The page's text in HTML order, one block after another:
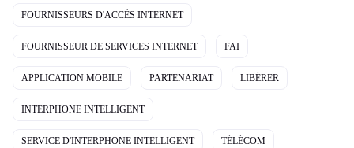
FOURNISSEURS D'ACCÈS INTERNET
FOURNISSEUR DE SERVICES INTERNET FAI
APPLICATION MOBILE PARTENARIAT LIBÉRER
INTERPHONE INTELLIGENT
SERVICE D'INTERPHONE INTELLIGENT TÉLÉCOM